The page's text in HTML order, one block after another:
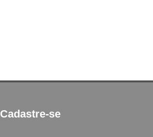
Cadastre-se